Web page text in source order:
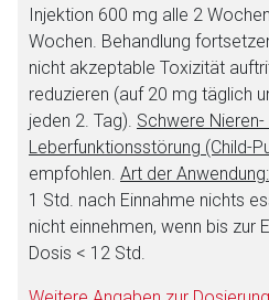
Injektion 600 mg alle 2
Wochen. Behandlung
nicht akzeptable Toxizität
reduzieren (auf 20 mg täglich
jeden 2. Tag). Schwere
Leberfunktionsstörung (Child-
empfohlen. Art der Anwendung:
1 Std. nach Einnahme nichts
nicht einnehmen, wenn bis zur
Dosis < 12 Std.